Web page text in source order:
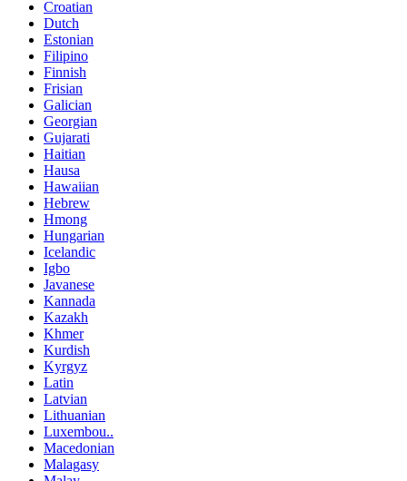
Croatian
Dutch
Estonian
Filipino
Finnish
Frisian
Galician
Georgian
Gujarati
Haitian
Hausa
Hawaiian
Hebrew
Hmong
Hungarian
Icelandic
Igbo
Javanese
Kannada
Kazakh
Khmer
Kurdish
Kyrgyz
Latin
Latvian
Lithuanian
Luxembou..
Macedonian
Malagasy